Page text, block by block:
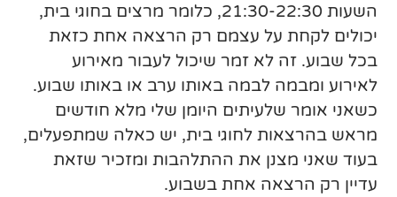
השעות 21:30-22:30, כלומר מרצים בחוגי בית,
יכולים לקחת על עצמם רק הרצאה אחת כזאת
בכל שבוע. זה לא זמר שיכול לעבור מאירוע
לאירוע ומבמה לבמה באותו ערב או באותו שבוע.
כשאני אומר שלעיתים היומן שלי מלא חודשים
מראש בהרצאות לחוגי בית, יש כאלה שמתפעלים,
בעוד שאני מצנן את ההתלהבות ומזכיר שזאת
עדיין רק הרצאה אחת בשבוע.